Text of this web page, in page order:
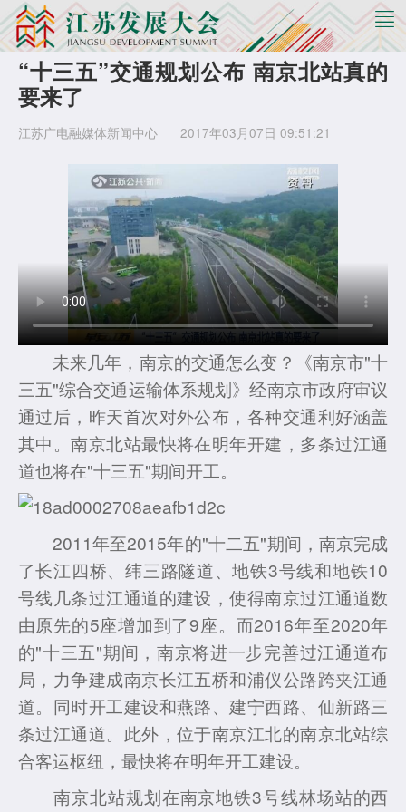
“十三五”交通规划公布 南京北站真的
要来了
江苏广电融媒体新闻中心 2017年03月07日 09:51:21
未来几年，南京的交通怎么变？《南京市"十
三五"综合交通运输体系规划》经南京市政府审议
通过后，昨天首次对外公布，各种交通利好涵盖
其中。南京北站最快将在明年开建，多条过江通
道也将在"十三五"期间开工。
2011年至2015年的"十二五"期间，南京完成
了长江四桥、纬三路隧道、地铁3号线和地铁10
号线几条过江通道的建设，使得南京过江通道数
由原先的5座增加到了9座。而2016年至2020年
的"十三五"期间，南京将进一步完善过江通道布
局，力争建成南京长江五桥和浦仪公路跨夹江通
道。同时开工建设和燕路、建宁西路、仙新路三
条过江通道。此外，位于南京江北的南京北站综
合客运枢纽，最快将在明年开工建设。
南京北站规划在南京地铁3号线林场站的西